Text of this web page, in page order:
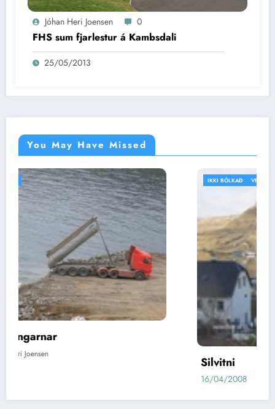
Jóhan Heri Joensen 0
FHS sum fjarlestur á Kambsdali
25/05/2013
You May Have Missed
IKKI BÓLKAÐ VEÐRIÐ